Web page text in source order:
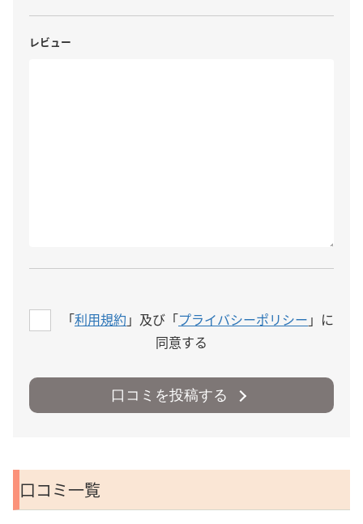
レビュー
「利用規約 」及び「プライバシーポリシー 」に
同意する
口コミを投稿する
口コミ一覧